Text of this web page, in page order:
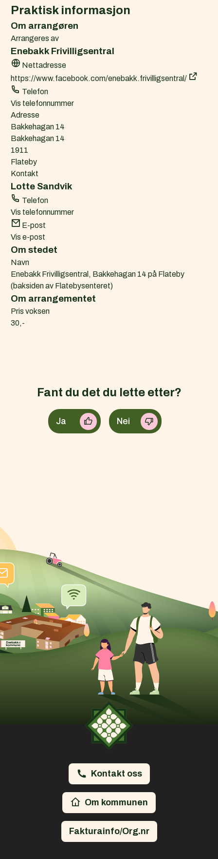
n
d
e
r
f
l
.
i
c
s
)
Praktisk informasjon
Om arrangøren
Arrangeres av
Enebakk Frivilligsentral
Nettadresse
https://www.facebook.com/enebakk.frivilligsentral/
Telefon
Vis telefonnummer
Adresse
Bakkehagan 14
Bakkehagan 14
1911
Flateby
Kontakt
Lotte Sandvik
Telefon
Vis telefonnummer
E-post
Vis e-post
Om stedet
Navn
Enebakk Frivilligsentral, Bakkehagan 14 på Flateby
(baksiden av Flatebysenteret)
Om arrangementet
Pris voksen
30,-
Fant du det du lette etter?
Ja Nei
Kontakt oss
Om kommunen
Fakturainfo/Org.nr